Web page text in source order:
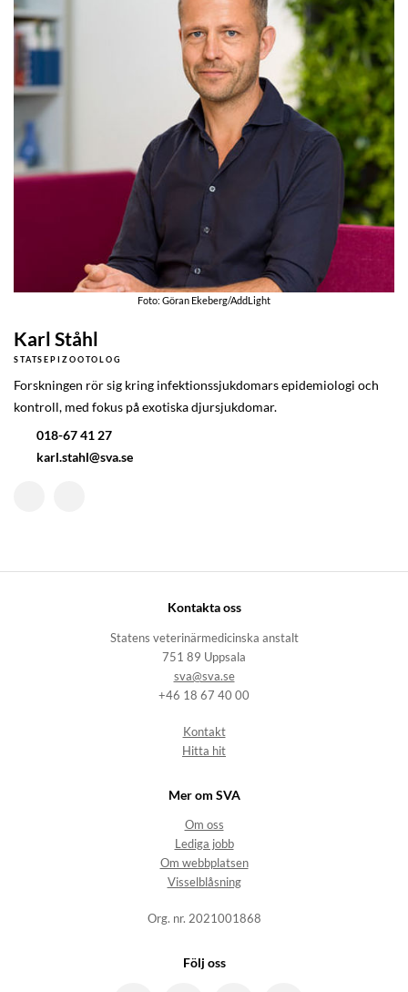
Foto: Göran Ekeberg/AddLight
Karl Ståhl
STATSEPIZOOTOLOG
Forskningen rör sig kring infektionssjukdomars epidemiologi och
kontroll, med fokus på exotiska djursjukdomar.
018-67 41 27
karl.stahl@sva.se
Kontakta oss
Statens veterinärmedicinska anstalt
751 89 Uppsala
sva@sva.se
+46 18 67 40 00
Kontakt
Hitta hit
Mer om SVA
Om oss
Lediga jobb
Om webbplatsen
Visselblåsning
Org. nr. 2021001868
Följ oss